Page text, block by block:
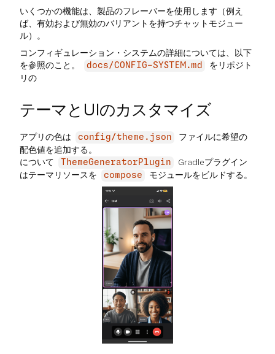
いくつかの機能は、製品のフレーバーを使用します（例え
ば、有効および無効のバリアントを持つチャットモジュー
ル）。
コンフィギュレーション・システムの詳細については、以下
を参照のこと。
docs/CONFIG-SYSTEM.md
をリポジト
リの
テーマとUIのカスタマイズ
アプリの色は config/theme.json
ファイルに希望の
配色値を追加する。
について
ThemeGeneratorPlugin
Gradleプラグイン
はテーマリソースを
compose モジュールをビルドする。